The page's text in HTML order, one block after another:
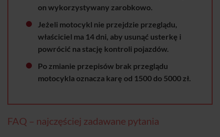
on wykorzystywany zarobkowo.
Jeżeli motocykl nie przejdzie przeglądu,
właściciel ma 14 dni, aby usunąć usterkę i
powrócić na stację kontroli pojazdów.
Po zmianie przepisów brak przeglądu
motocykla oznacza karę od 1500 do 5000 zł.
FAQ – najczęściej zadawane pytania